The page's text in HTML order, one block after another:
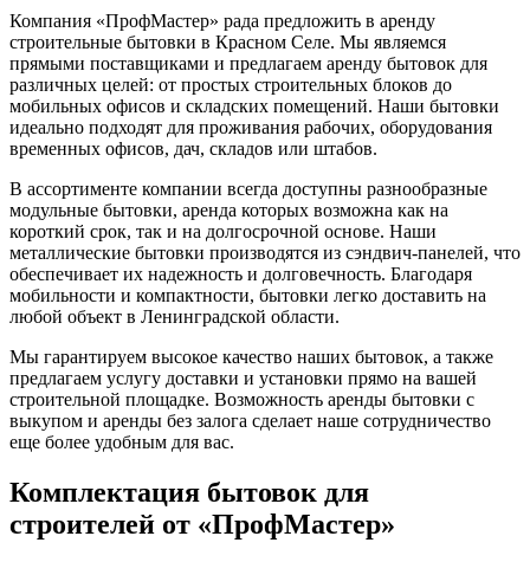
Компания «ПрофМастер» рада предложить в аренду
строительные бытовки в Красном Селе. Мы являемся
прямыми поставщиками и предлагаем аренду бытовок для
различных целей: от простых строительных блоков до
мобильных офисов и складских помещений. Наши бытовки
идеально подходят для проживания рабочих, оборудования
временных офисов, дач, складов или штабов.
В ассортименте компании всегда доступны разнообразные
модульные бытовки, аренда которых возможна как на
короткий срок, так и на долгосрочной основе. Наши
металлические бытовки производятся из сэндвич-панелей, что
обеспечивает их надежность и долговечность. Благодаря
мобильности и компактности, бытовки легко доставить на
любой объект в Ленинградской области.
Мы гарантируем высокое качество наших бытовок, а также
предлагаем услугу доставки и установки прямо на вашей
строительной площадке. Возможность аренды бытовки с
выкупом и аренды без залога сделает наше сотрудничество
еще более удобным для вас.
Комплектация бытовок для
строителей от «ПрофМастер»